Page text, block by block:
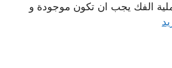
الفك يجب ان تكون موجودة و